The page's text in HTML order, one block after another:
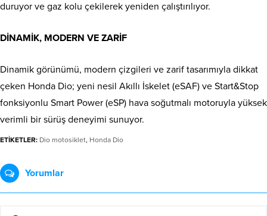
duruyor ve gaz kolu çekilerek yeniden çalıştırılıyor.
DİNAMİK, MODERN VE ZARİF
Dinamik görünümü, modern çizgileri ve zarif tasarımıyla dikkat
çeken Honda Dio; yeni nesil Akıllı İskelet (eSAF) ve Start&Stop
fonksiyonlu Smart Power (eSP) hava soğutmalı motoruyla yüksek
verimli bir sürüş deneyimi sunuyor.
ETİKETLER: Dio motosiklet, Honda Dio
Yorumlar